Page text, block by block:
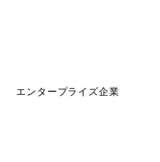
エンタープライズ企業